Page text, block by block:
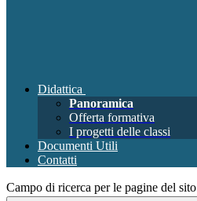
Didattica
Panoramica
Offerta formativa
I progetti delle classi
Documenti Utili
Contatti
Campo di ricerca per le pagine del sito